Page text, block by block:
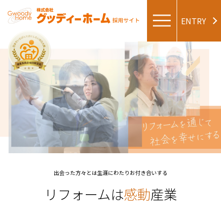
ENTRY
出会った方々とは生涯にわたりお付き合いする
リフォームは感動産業